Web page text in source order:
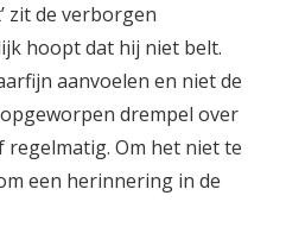
zit de verborgen
hoopt dat hij niet belt.
aanvoelen en niet de
drempel over
regelmatig. Om het niet te
een herinnering in de